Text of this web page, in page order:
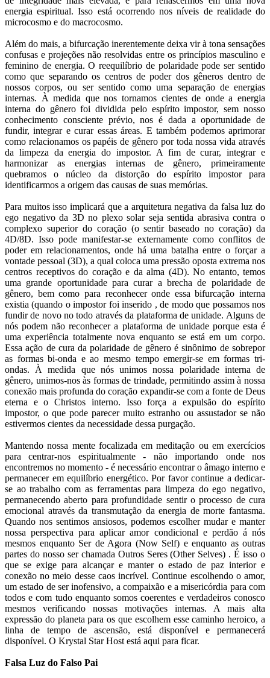
energia espiritual. Isso está ocorrendo nos níveis de realidade do
microcosmo e do macrocosmo.
Além do mais, a bifurcação inerentemente deixa vir à tona sensações
confusas e projeções não resolvidas entre os princípios masculino e
feminino de energia. O reequilíbrio de polaridade pode ser sentido
como que separando os centros de poder dos gêneros dentro de
nossos corpos, ou ser sentido como uma separação de energias
internas. À medida que nos tornamos cientes de onde a energia
interna do gênero foi dividida pelo espírito impostor, sem nosso
conhecimento consciente prévio, nos é dada a oportunidade de
fundir, integrar e curar essas áreas. E também podemos aprimorar
como relacionamos os papéis de gênero por toda nossa vida através
da limpeza da energia do impostor. A fim de curar, integrar e
harmonizar as energias internas de gênero, primeiramente
quebramos o núcleo da distorção do espírito impostor para
identificarmos a origem das causas de suas memórias.
Para muitos isso implicará que a arquitetura negativa da falsa luz do
ego negativo da 3D no plexo solar seja sentida abrasiva contra o
complexo superior do coração (o sentir baseado no coração) da
4D/8D. Isso pode manifestar-se externamente como conflitos de
poder em relacionamentos, onde há uma batalha entre o forçar a
vontade pessoal (3D), a qual coloca uma pressão oposta extrema nos
centros receptivos do coração e da alma (4D). No entanto, temos
uma grande oportunidade para curar a brecha de polaridade de
gênero, bem como para reconhecer onde essa bifurcação interna
existia (quando o impostor foi inserido , de modo que possamos nos
fundir de novo no todo através da plataforma de unidade. Alguns de
nós podem não reconhecer a plataforma de unidade porque esta é
uma experiência totalmente nova enquanto se está em um corpo.
Essa ação de cura da polaridade de gênero é sinônimo de sobrepor
as formas bi-onda e ao mesmo tempo emergir-se em formas tri-
ondas. À medida que nós unimos nossa polaridade interna de
gênero, unimos-nos às formas de trindade, permitindo assim à nossa
conexão mais profunda do coração expandir-se com a fonte de Deus
eterna e o Christos interno. Isso força a expulsão do espírito
impostor, o que pode parecer muito estranho ou assustador se não
estivermos cientes da necessidade dessa purgação.
Mantendo nossa mente focalizada em meditação ou em exercícios
para centrar-nos espiritualmente - não importando onde nos
encontremos no momento - é necessário encontrar o âmago interno e
permanecer em equilíbrio energético. Por favor continue a dedicar-
se ao trabalho com as ferramentas para limpeza do ego negativo,
permanecendo aberto para profundidade sentir o processo de cura
emocional através da transmutação da energia de morte fantasma.
Quando nos sentimos ansiosos, podemos escolher mudar e manter
nossa perspectiva para aplicar amor condicional e perdão á nós
mesmos enquanto Ser de Agora (Now Self) e enquanto as outras
partes do nosso ser chamada Outros Seres (Other Selves) . É isso o
que se exige para alcançar e manter o estado de paz interior e
conexão no meio desse caos incrível. Continue escolhendo o amor,
um estado de ser inofensivo, a compaixão e a misericórdia para com
todos e com tudo enquanto somos coerentes e verdadeiros conosco
mesmos verificando nossas motivações internas. A mais alta
expressão do planeta para os que escolhem esse caminho heroico, a
linha de tempo de ascensão, está disponível e permanecerá
disponível. O Krystal Star Host está aqui para ficar.
Falsa Luz do Falso Pai